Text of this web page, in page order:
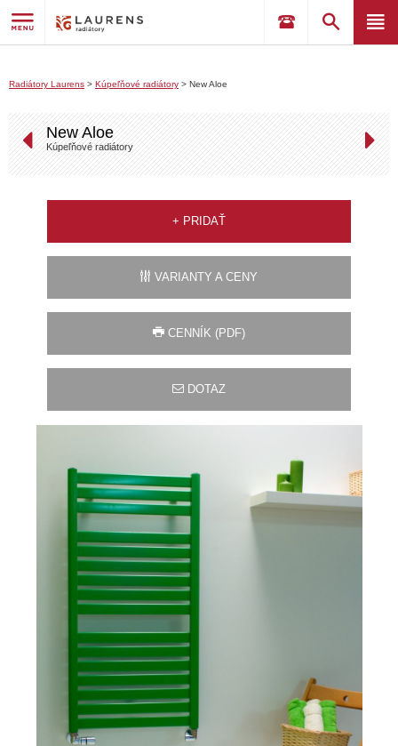
Radiátory Laurens > Kúpeľňové radiátory > New Aloe
New Aloe
Kúpeľňové radiátory
+ PRIDAŤ
VARIANTY A CENY
CENNÍK (PDF)
DOTAZ